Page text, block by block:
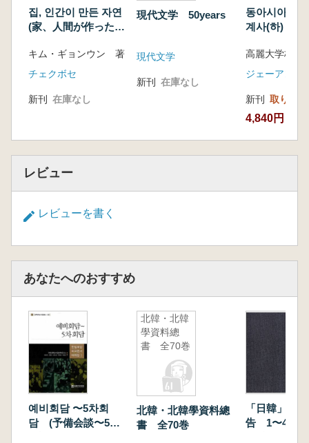
집, 인간이 만든 자연
(家、人間が作った自
옥문화 삼국지(韓・
中・日 伝統家屋文化
キム・ギョンウン 著
チェクボセ
新刊 在庫なし
現代文学 50years
現代文学
新刊 在庫なし
동아시아 속
계사(하) - 반
ジアの中の
史(下) 半島
ジェーアンド
新刊 取り寄せ
4,840円
レビュー
レビューを書く
あなたへのおすすめ
예비회담 〜5차회
담 (予備会談〜5次
北韓・北韓
學資料總
書 全70巻
北韓・北韓學資料總
書 全70巻
「日韓」通
告 1〜4